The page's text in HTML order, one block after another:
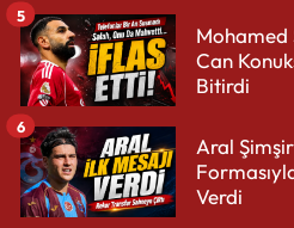
Mohamed
Can
Bitirdi
5
Aral
Verdi
6